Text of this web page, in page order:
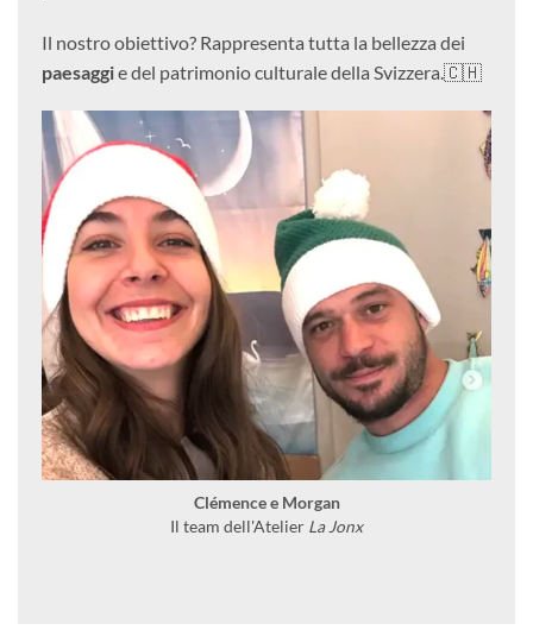
Il nostro obiettivo? Rappresenta tutta la bellezza dei
paesaggie del patrimonio culturale della Svizzera.🇨🇭
Clémence e Morgan
Il team dell'Atelier La Jonx